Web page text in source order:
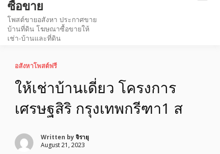
ซื้อขาย
โพสต์ขายอสังหา ประกาศขาย
บ้านที่ดิน โฆษณาซื้อขายให้
เช่า-บ้านและที่ดิน
อสังหาโพสต์ฟรี
ให้เช่าบ้านเดี่ยว โครงการ
เศรษฐสิริ กรุงเทพกรีฑา1 ส
Written byจิรายุ
August 21, 2023